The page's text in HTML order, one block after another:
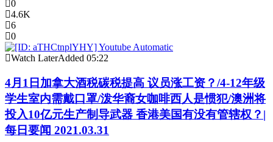
0
4.6K
6
0
Watch LaterAdded 05:22
4月1日加拿大酒税碳税提高 议员涨工资？/4-12年级
学生室内需戴口罩/泼华裔女咖啡西人是惯犯/澳洲将
投入10亿元生产制导武器 香港美国有没有管辖权？|
每日要闻 2021.03.31